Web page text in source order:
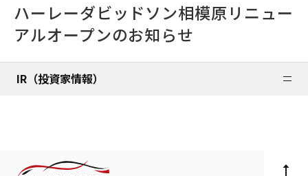
ハーレーダビッドソン相模原リニュー
アルオープンのお知らせ
IR（投資家情報）